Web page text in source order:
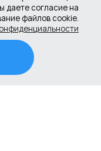
даете согласие на
файлов cookie.